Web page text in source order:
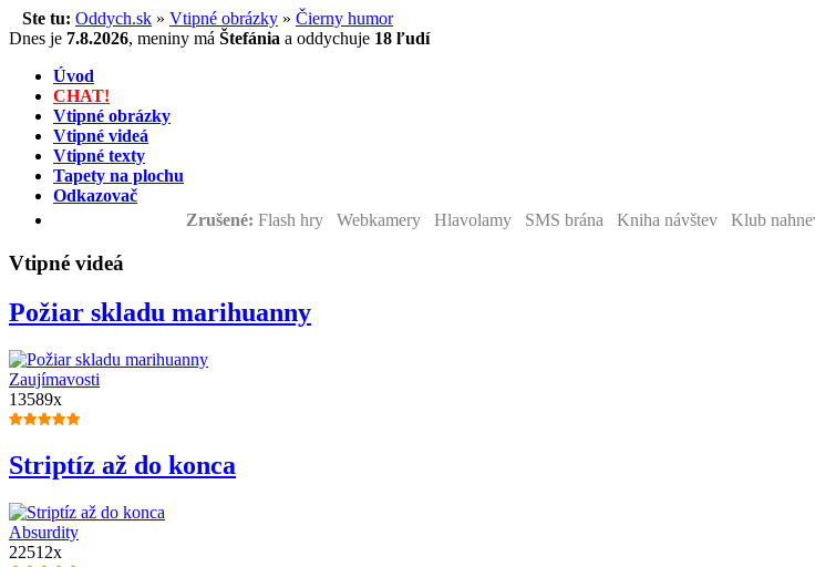
Ste tu: Oddych.sk » Vtipné obrázky » Čierny humor
Dnes je 7.8.2026, meniny má Štefánia a oddychuje 18 ľudí
Úvod
CHAT!
Vtipné obrázky
Vtipné videá
Vtipné texty
Tapety na plochu
Odkazovač
Zrušené: Flash hry Webkamery Hlavolamy SMS brána Kniha návštev Klub
Vtipné videá
Požiar skladu marihuanny
Zaujímavosti
13589x
Striptíz až do konca
Absurdity
22512x